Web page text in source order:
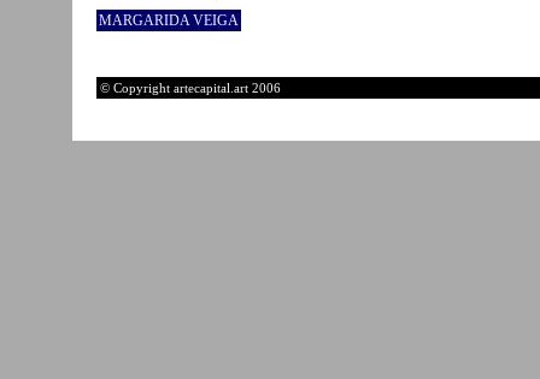
MARGARIDA VEIGA
© Copyright artecapital.art 2006